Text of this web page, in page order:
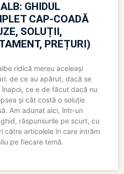
GHIDUL
CAP-COADĂ
SOLUȚII,
PREȚURI)
ridică mereu aceleași
de ce au apărut, dacă se
înapoi, ce e de făcut dacă nu
și cât costă o soluție
Am adunat aici, într-un
răspunsurile pe scurt, cu
către articolele în care intrăm
pe fiecare temă.